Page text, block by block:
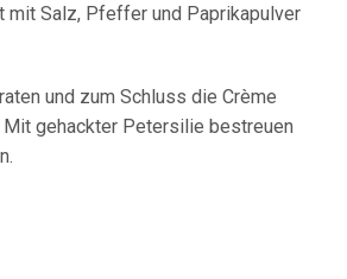
mit Salz, Pfeffer und Paprikapulver
und zum Schluss die Crème
gehackter Petersilie bestreuen